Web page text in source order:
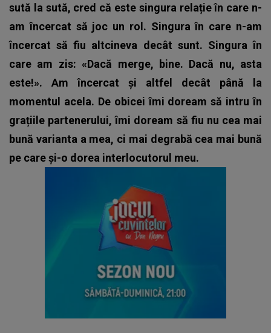
sută la sută, cred că este singura relație în care n-
am încercat să joc un rol. Singura în care n-am
încercat să fiu altcineva decât sunt. Singura în
care am zis: «Dacă merge, bine. Dacă nu, asta
este!». Am încercat și altfel decât până la
momentul acela. De obicei îmi doream să intru în
grațiile partenerului, îmi doream să fiu nu cea mai
bună varianta a mea, ci mai degrabă cea mai bună
pe care și-o dorea interlocutorul meu.